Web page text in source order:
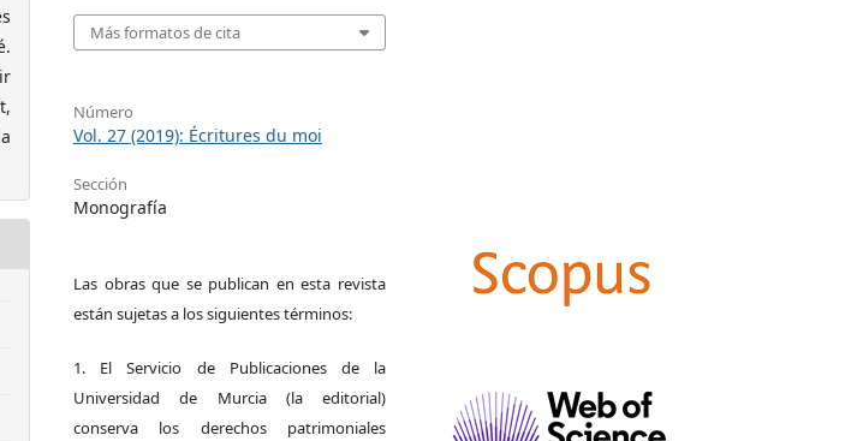
Más formatos de cita
Número
Vol. 27 (2019): Écritures du moi
Sección
Monografía
Las obras que se publican en esta revista
están sujetas a los siguientes términos:
1. El Servicio de Publicaciones de la
Universidad de Murcia (la editorial)
conserva los derechos patrimoniales